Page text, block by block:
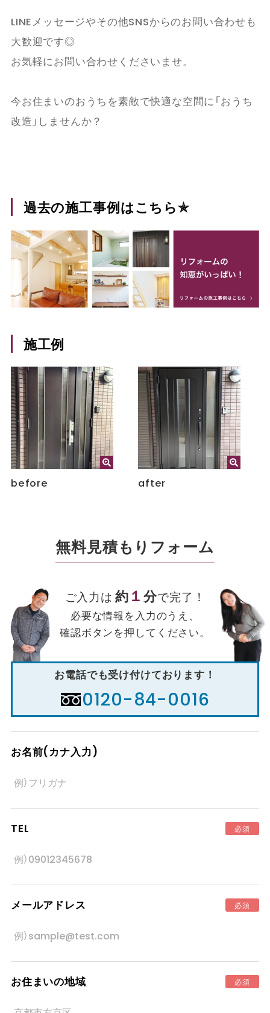
LINEメッセージやその他SNSからのお問い合わせも
大歓迎です◎
お気軽にお問い合わせくださいませ。
今お住まいのおうちを素敵で快適な空間に「おうち
改造」しませんか？
過去の施工事例はこちら✯
施工例
before after
無料見積もりフォーム
ご入力は 約１分で完了！
必要な情報を入力のうえ、
確認ボタンを押してください。
お電話でも受け付けております！
0120-84-0016
お名前(カナ入力)
TEL 必須
メールアドレス 必須
お住まいの地域 必須